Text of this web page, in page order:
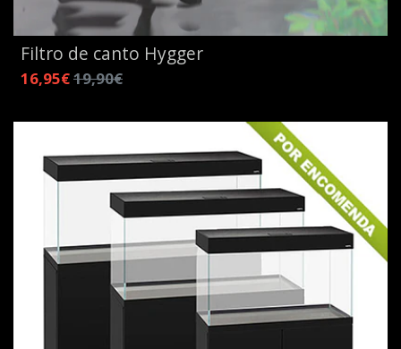
Filtro de canto Hygger
16,95€19,90€